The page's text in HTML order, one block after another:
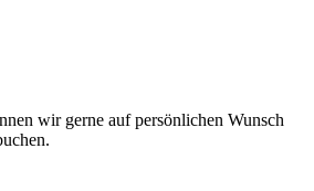
wir gerne auf persönlichen Wunsch